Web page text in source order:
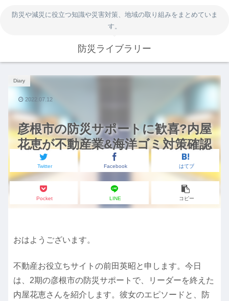
防災や減災に役立つ知識や災害対策、地域の取り組みをまとめていま
す。
防災ライブラリー
彦根市の防災サポートに歓喜?内屋
花恵が不動産業&海洋ゴミ対策確認
Diary
Twitter Facebook はてブ
Pocket LINE コピー
2022.07.12
おはようございます。
不動産お役立ちサイトの前田英昭と申します。今日
は、2期の彦根市の防災サポートで、リーダーを終えた
内屋花恵さんを紹介します。彼女のエピソードと、防